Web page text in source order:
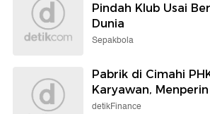
Pindah Klub Usai
Dunia
Sepakbola
Pabrik di Cimahi
Karyawan,
detikFinance